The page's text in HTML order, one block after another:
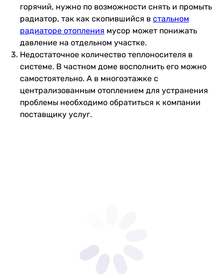
горячий, нужно по возможности снять и промыть
радиатор, так как скопившийся в стальном
радиаторе отопления мусор может понижать
давление на отдельном участке.
Недостаточное количество теплоносителя в
системе. В частном доме восполнить его можно
самостоятельно. А в многоэтажке с
централизованным отоплением для устранения
проблемы необходимо обратиться к компании
поставщику услуг.